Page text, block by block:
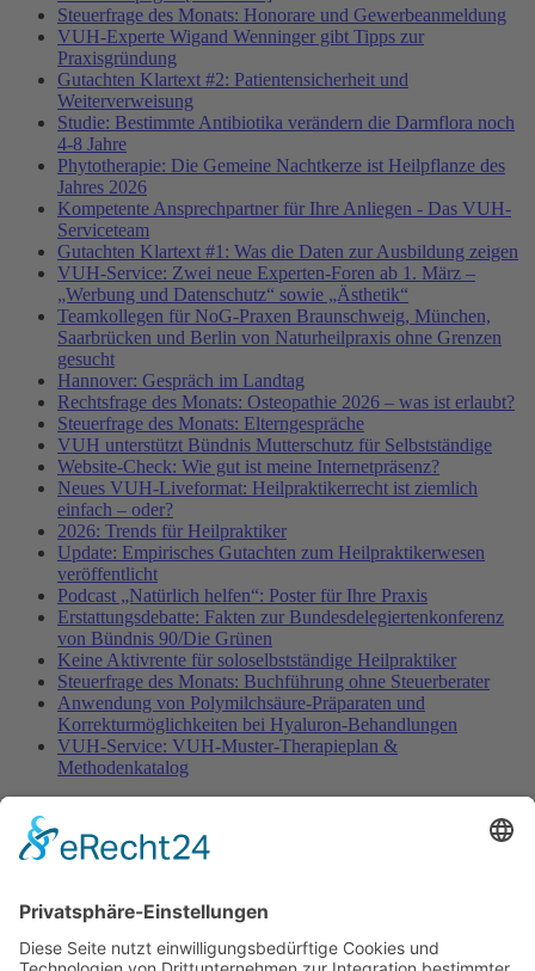
Steuerfrage des Monats: Honorare und Gewerbeanmeldung
VUH-Experte Wigand Wenninger gibt Tipps zur
Praxisgründung
Gutachten Klartext #2: Patientensicherheit und
Weiterverweisung
Studie: Bestimmte Antibiotika verändern die Darmflora noch
4-8 Jahre
Phytotherapie: Die Gemeine Nachtkerze ist Heilpflanze des
Jahres 2026
Kompetente Ansprechpartner für Ihre Anliegen - Das VUH-
Serviceteam
Gutachten Klartext #1: Was die Daten zur Ausbildung zeigen
VUH-Service: Zwei neue Experten-Foren ab 1. März –
„Werbung und Datenschutz“ sowie „Ästhetik“
Teamkollegen für NoG-Praxen Braunschweig, München,
Saarbrücken und Berlin von Naturheilpraxis ohne Grenzen
gesucht
Hannover: Gespräch im Landtag
Rechtsfrage des Monats: Osteopathie 2026 – was ist erlaubt?
Steuerfrage des Monats: Elterngespräche
VUH unterstützt Bündnis Mutterschutz für Selbstständige
Website-Check: Wie gut ist meine Internetpräsenz?
Neues VUH-Liveformat: Heilpraktikerrecht ist ziemlich
einfach – oder?
2026: Trends für Heilpraktiker
Update: Empirisches Gutachten zum Heilpraktikerwesen
veröffentlicht
Podcast „Natürlich helfen“: Poster für Ihre Praxis
Erstattungsdebatte: Fakten zur Bundesdelegiertenkonferenz
von Bündnis 90/Die Grünen
Keine Aktivrente für soloselbstständige Heilpraktiker
Steuerfrage des Monats: Buchführung ohne Steuerberater
Anwendung von Polymilchsäure-Präparaten und
Korrekturmöglichkeiten bei Hyaluron-Behandlungen
VUH-Service: VUH-Muster-Therapieplan &
Methodenkatalog
Fachinformationen
Erstattungsfähige rezeptfreie Medikamente
Studie: Reduziert das Darmbakterium Bacteroides vulgatus
Heißhunger auf Süßes?